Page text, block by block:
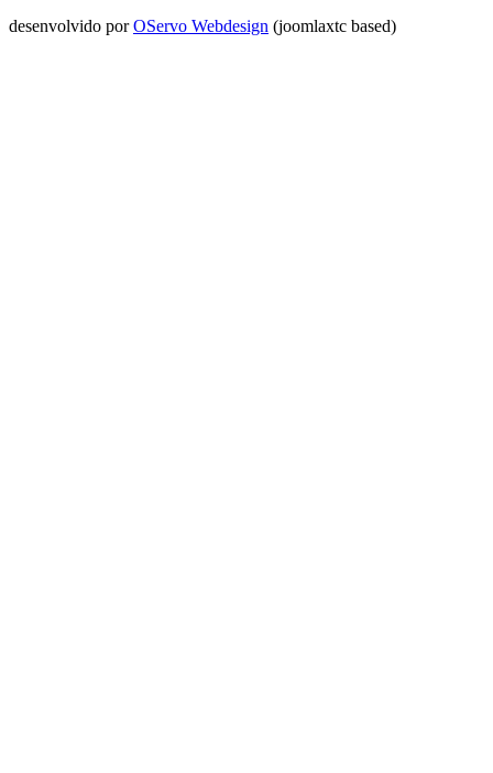
desenvolvido porOServo Webdesign (joomlaxtc based)